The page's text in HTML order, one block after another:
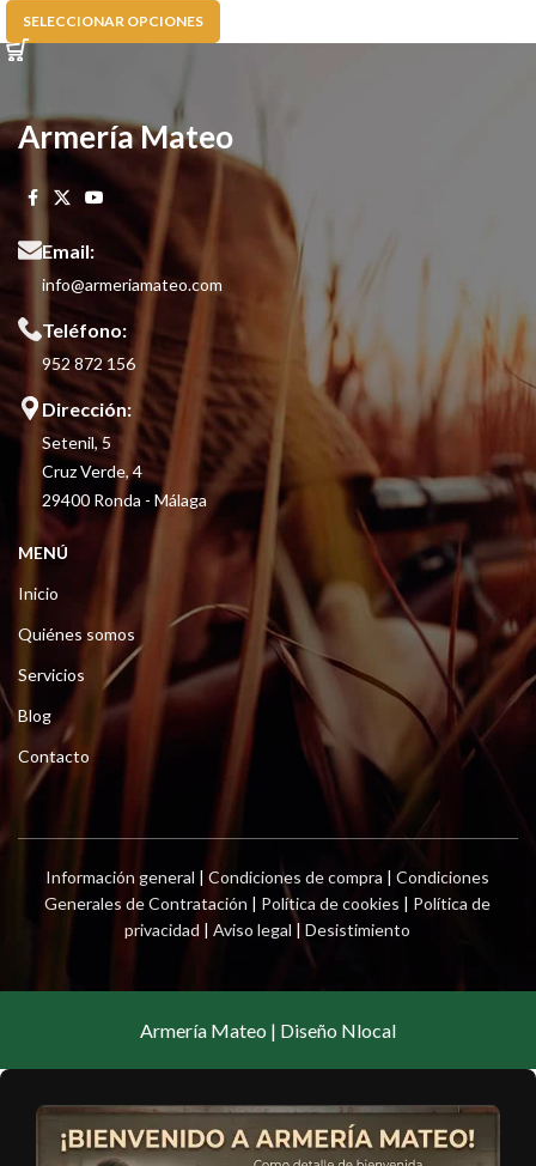
SELECCIONAR OPCIONES
Armería Mateo
Email:
info@armeriamateo.com
Teléfono:
952 872 156
Dirección:
Setenil, 5
Cruz Verde, 4
29400 Ronda - Málaga
MENÚ
Inicio
Quiénes somos
Servicios
Blog
Contacto
Información general |Condiciones de compra |Condiciones
Generales de Contratación
Política de cookies
Política de
privacidad |Aviso legal |Desistimiento
Armería Mateo | Diseño Nlocal